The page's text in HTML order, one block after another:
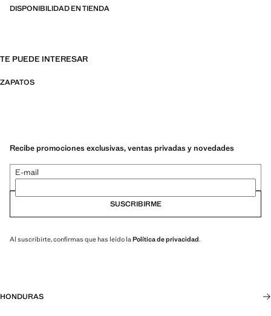
DISPONIBILIDAD EN TIENDA
TE PUEDE INTERESAR
ZAPATOS
Recibe promociones exclusivas, ventas privadas y novedades
E-mail
SUSCRIBIRME
Al suscribirte, confirmas que has leído la Política de privacidad.
HONDURAS